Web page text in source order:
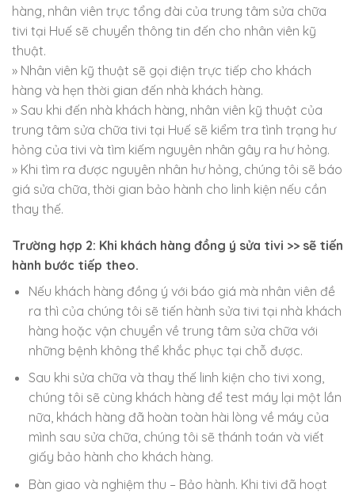
hàng, nhân viên trực tổng đài của trung tâm sửa chữa
tivi tại Huế sẽ chuyển thông tin đến cho nhân viên kỹ
thuật.
» Nhân viên kỹ thuật sẽ gọi điện trực tiếp cho khách
hàng và hẹn thời gian đến nhà khách hàng.
» Sau khi đến nhà khách hàng, nhân viên kỹ thuật của
trung tâm sửa chữa tivi tại Huế sẽ kiểm tra tình trạng hư
hỏng của tivi và tìm kiếm nguyên nhân gây ra hư hỏng.
» Khi tìm ra được nguyên nhân hư hỏng, chúng tôi sẽ báo
giá sửa chữa, thời gian bảo hành cho linh kiện nếu cần
thay thế.
Trường hợp 2: Khi khách hàng đồng ý sửa tivi >> sẽ tiến
hành bước tiếp theo.
Nếu khách hàng đồng ý với báo giá mà nhân viên đề
ra thì của chúng tôi sẽ tiến hành sửa tivi tại nhà khách
hàng hoặc vận chuyển về trung tâm sửa chữa với
những bệnh không thể khắc phục tại chỗ được.
Sau khi sửa chữa và thay thế linh kiện cho tivi xong,
chúng tôi sẽ cùng khách hàng để test máy lại một lần
nữa, khách hàng đã hoàn toàn hài lòng về máy của
mình sau sửa chữa, chúng tôi sẽ thánh toán và viết
giấy bảo hành cho khách hàng.
Bàn giao và nghiệm thu – Bảo hành. Khi tivi đã hoạt